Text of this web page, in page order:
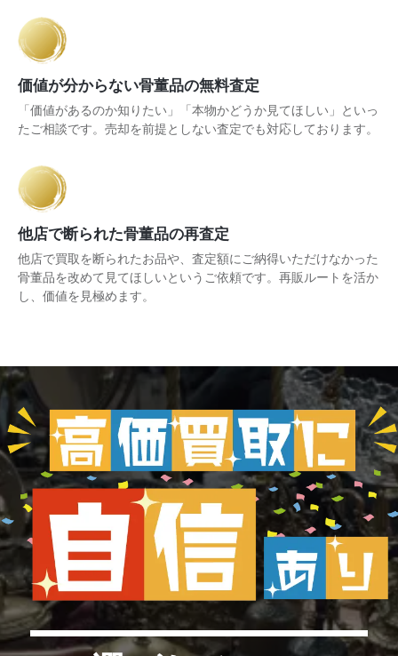
価値が分からない骨董品の無料査定
「価値があるのか知りたい」「本物かどうか見てほしい」といっ
たご相談です。売却を前提としない査定でも対応しております。
他店で断られた骨董品の再査定
他店で買取を断られたお品や、査定額にご納得いただけなかった
骨董品を改めて見てほしいというご依頼です。再販ルートを活か
し、価値を見極めます。